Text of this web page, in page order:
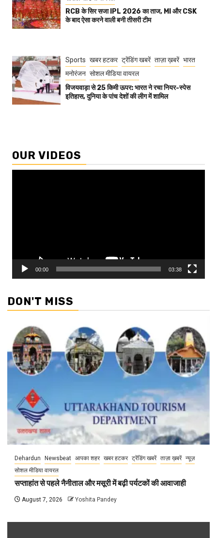
RCB के सिर सजा IPL 2026 का ताज, MI और CSK
के बाद ऐसा करने वाली बनी तीसरी टीम
Sports खबर हटकर ट्रेंडिंग खबरें ताज़ा ख़बरें भारत
मनोरंजन सोशल मीडिया वायरल
विजयवाड़ा से 25 किमी ऊपर: भारत ने रचा नियर-स्पेस
इतिहास, दुनिया के पांच देशों की लीग में शामिल
OUR VIDEOS
00:00 03:38
DON'T MISS
Dehardun Newsbeat आपका शहर खबर हटकर ट्रेंडिंग खबरें ताज़ा ख़बरें न्यूज़
सोशल मीडिया वायरल
सप्ताहांत से पहले नैनीताल और मसूरी में बढ़ी पर्यटकों की आवाजाही
August 7, 2026 Yoshita Pandey